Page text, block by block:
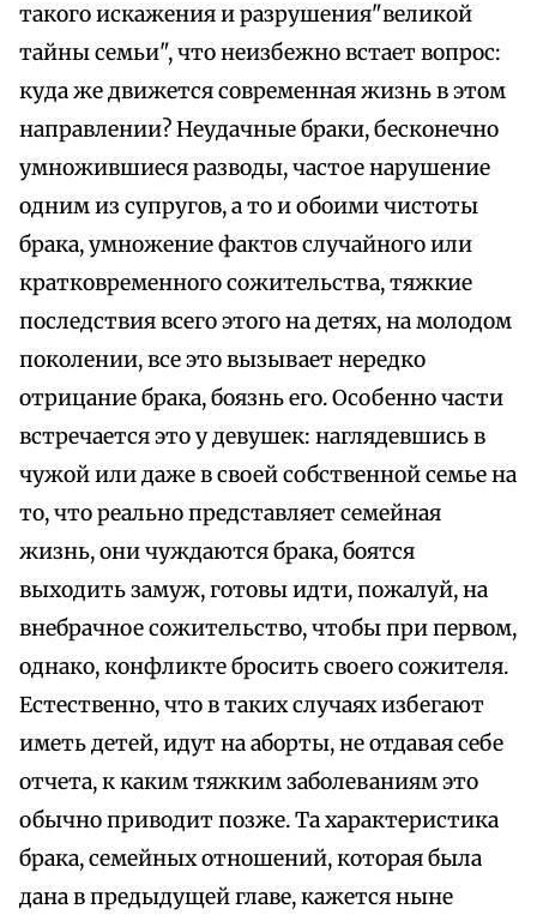
такого искажения и разрушения"великой
тайны семьи", что неизбежно встает вопрос:
куда же движется современная жизнь в этом
направлении? Неудачные браки, бесконечно
умножившиеся разводы, частое нарушение
одним из супругов, а то и обоими чистоты
брака, умножение фактов случайного или
кратковременного сожительства, тяжкие
последствия всего этого на детях, на молодом
поколении, все это вызывает нередко
отрицание брака, боязнь его. Особенно части
встречается это у девушек: наглядевшись в
чужой или даже в своей собственной семье на
то, что реально представляет семейная
жизнь, они чуждаются брака, боятся
выходить замуж, готовы идти, пожалуй, на
внебрачное сожительство, чтобы при первом,
однако, конфликте бросить своего сожителя.
Естественно, что в таких случаях избегают
иметь детей, идут на аборты, не отдавая себе
отчета, к каким тяжким заболеваниям это
обычно приводит позже. Та характеристика
брака, семейных отношений, которая была
дана в предыдущей главе, кажется ныне